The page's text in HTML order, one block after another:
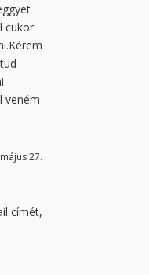
cukor
veném
27.
címét,